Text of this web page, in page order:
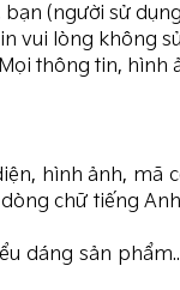
(người sử
vui lòng không
thông tin,
hình ảnh, mã
chữ tiếng
sản